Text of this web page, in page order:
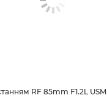
RF 85mm F1.2L USM